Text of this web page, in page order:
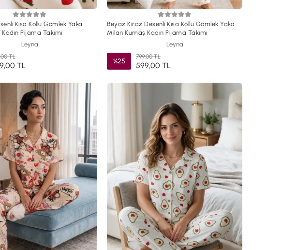
Kısa Kollu Gömlek Yaka
Pijama Takımı
Leyna
TL
TL
Beyaz Kiraz Desenli Kısa Kollu Gömlek Yaka
Milan Kumaş Kadın Pijama Takımı
Leyna
%25
799,00 TL
599,00 TL